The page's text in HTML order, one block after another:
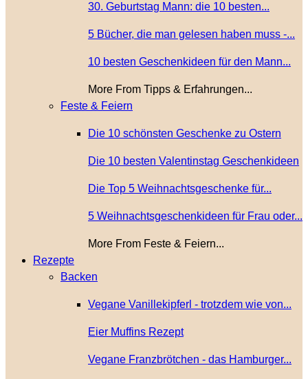
30. Geburtstag Mann: die 10 besten...
5 Bücher, die man gelesen haben muss -...
10 besten Geschenkideen für den Mann...
More From Tipps & Erfahrungen...
Feste & Feiern
Die 10 schönsten Geschenke zu Ostern
Die 10 besten Valentinstag Geschenkideen
Die Top 5 Weihnachtsgeschenke für...
5 Weihnachtsgeschenkideen für Frau oder...
More From Feste & Feiern...
Rezepte
Backen
Vegane Vanillekipferl - trotzdem wie von...
Eier Muffins Rezept
Vegane Franzbrötchen - das Hamburger...